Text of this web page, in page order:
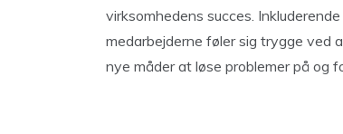
virksomhedens succes.
medarbejderne føler sig trygge ved
nye måder at løse problemer på og